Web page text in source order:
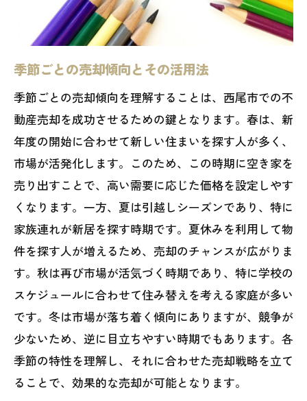
季節ごとの売却傾向とその活用法
季節ごとの売却傾向を理解することは、西尾市での不
動産売却を成功させるための鍵となります。春は、新
年度の開始に合わせて新しい住まいを探す人が多く、
市場が活発化します。このため、この時期に空き家を
売り出すことで、高い需要に応じた価格を設定しやす
くなります。一方、夏は引越しシーズンであり、特に
家族連れが新居を探す時期です。夏休みを利用して物
件を探す人が増えるため、売却のチャンスが広がりま
す。秋は再び市場が活気づく時期であり、特に学校の
スケジュールに合わせて住み替えを考える家庭が多い
です。冬は市場が落ち着く傾向にありますが、競争が
少ないため、逆に目立ちやすい時期でもあります。各
季節の特性を理解し、それに合わせた売却戦略を立て
ることで、効果的な売却が可能となります。